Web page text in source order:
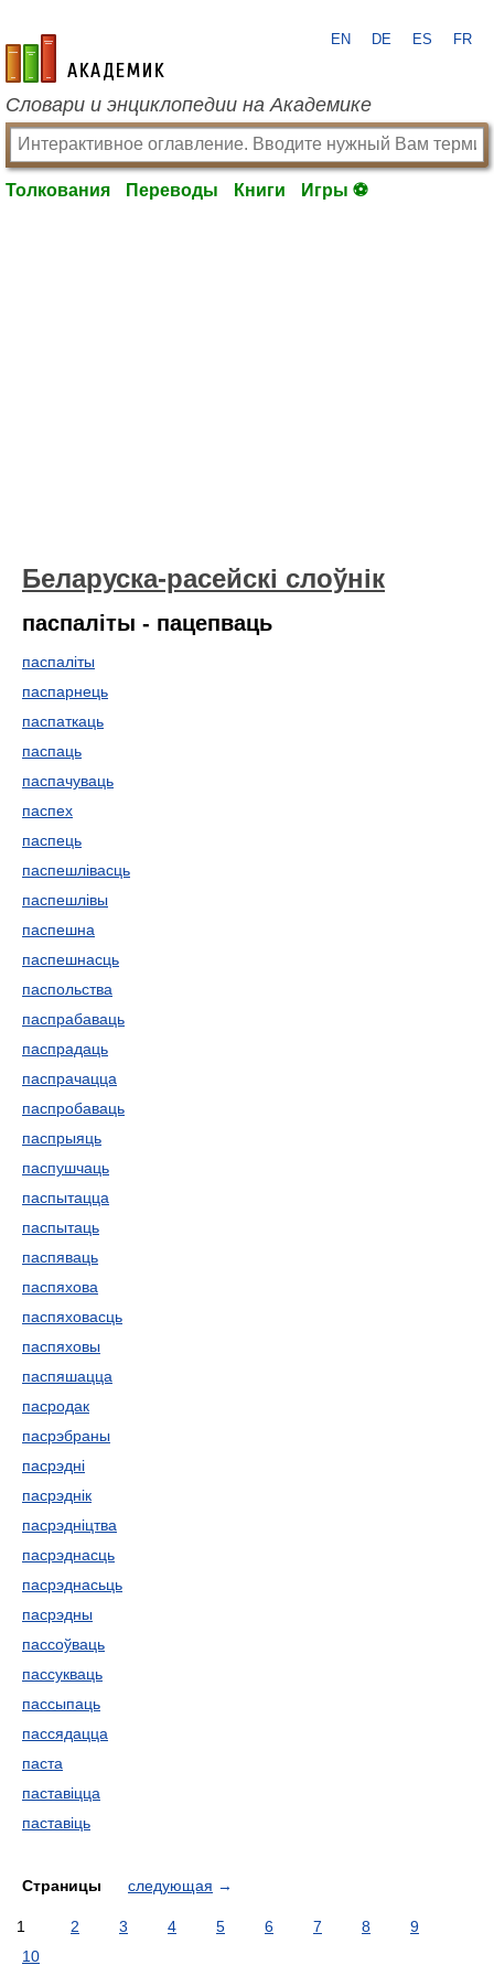
academic.ru
EN DE ES FR
Словари и энциклопедии на Академике
Толкования Переводы Книги Игры ⚽
Беларуска-расейскі слоўнік
паспаліты - пацепваць
паспаліты
паспарнець
паспаткаць
паспаць
паспачуваць
паспех
паспець
паспешлівасць
паспешлівы
паспешна
паспешнасць
паспольства
паспрабаваць
паспрадаць
паспрачацца
паспробаваць
паспрыяць
паспушчаць
паспытацца
паспытаць
паспяваць
паспяхова
паспяховасць
паспяховы
паспяшацца
пасродак
пасрэбраны
пасрэдні
пасрэднік
пасрэдніцтва
пасрэднасць
пасрэднасьць
пасрэдны
пассоўваць
пассукваць
пассыпаць
пассядацца
паста
паставіцца
паставіць
Страницы следующая →
1 2 3 4 5 6 7 8
9
10